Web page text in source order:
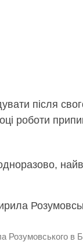
після
роботи
Розумовського в